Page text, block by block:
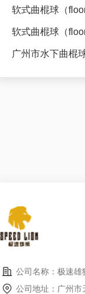
软式曲棍球（
软式曲棍球（
广州市水下曲棍
公司名称：极速雄
公司地址：广州